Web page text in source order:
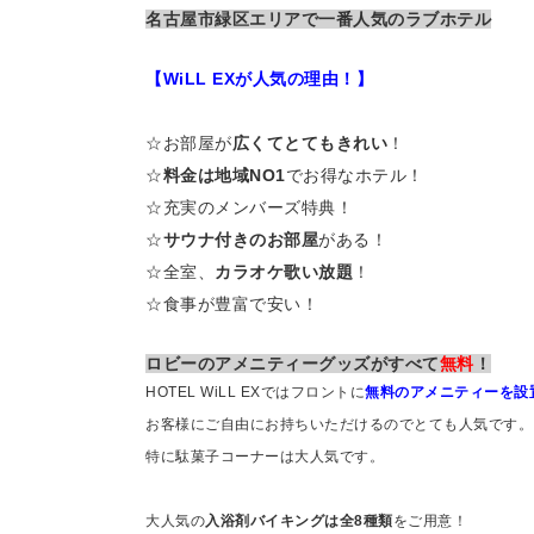
名古屋市緑区エリアで一番人気のラブホテル
【WiLL EXが人気の理由！】
☆お部屋が広くてとてもきれい ！
☆料金は地域NO1でお得なホテル！
☆充実のメンバーズ特典！
☆サウナ付きのお部屋がある！
☆全室、 カラオケ歌い放題 ！
☆食事が豊富で安い！
ロビーのアメニティーグッズがすべて無料！
HOTEL WiLL EXではフロントに無料のアメニティーを設
お客様にご自由にお持ちいただけるのでとても人気です。
特に駄菓子コーナーは大人気です。
大人気の入浴剤バイキングは全8種類をご用意！